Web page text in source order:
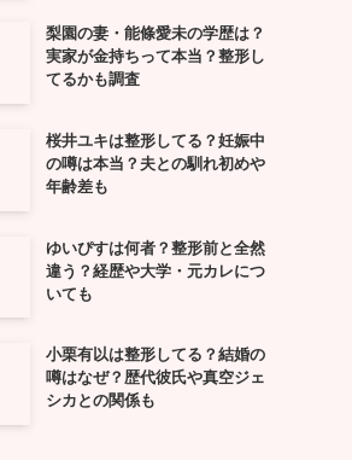
梨園の妻・能條愛未の学歴は？
実家が金持ちって本当？整形し
てるかも調査
桜井ユキは整形してる？妊娠中
の噂は本当？夫との馴れ初めや
年齢差も
ゆいぴすは何者？整形前と全然
違う？経歴や大学・元カレにつ
いても
小栗有以は整形してる？結婚の
噂はなぜ？歴代彼氏や真空ジェ
シカとの関係も